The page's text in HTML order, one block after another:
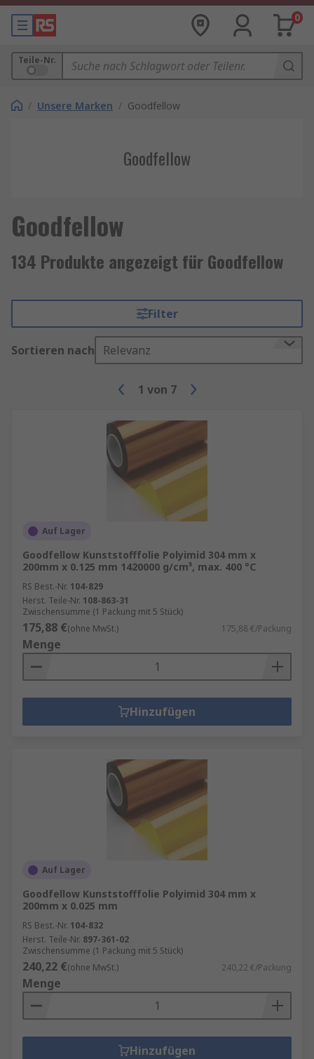
0
Teile-Nr.
/ Unsere Marken / Goodfellow
Goodfellow
Goodfellow
134 Produkte angezeigt für Goodfellow
Filter
Sortieren nach Relevanz
1 von 7
Auf Lager
Goodfellow Kunststofffolie Polyimid 304 mm x
200mm x 0.125 mm 1420000 g/cm³, max. 400 °C
RS Best.-Nr. 104-829
Herst. Teile-Nr. 108-863-31
Zwischensumme (1 Packung mit 5 Stück)
175,88 €(ohne MwSt.) 175,88 €/Packung
Menge
Hinzufügen
Auf Lager
Goodfellow Kunststofffolie Polyimid 304 mm x
200mm x 0.025 mm
RS Best.-Nr. 104-832
Herst. Teile-Nr. 897-361-02
Zwischensumme (1 Packung mit 5 Stück)
240,22 €(ohne MwSt.) 240,22 €/Packung
Menge
Hinzufügen